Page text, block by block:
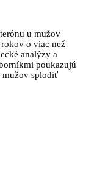
u mužov
o viac než
analýzy a
poukazujú
mužov splodiť